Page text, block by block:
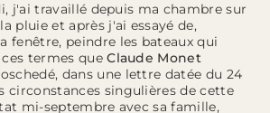
j'ai travaillé depuis ma chambre sur
pluie et après j'ai essayé de,
fenêtre, peindre les bateaux qui
ces termes queClaude Monet
dans une lettre datée du 24
circonstances singulières de cette
mi-septembre avec sa famille,